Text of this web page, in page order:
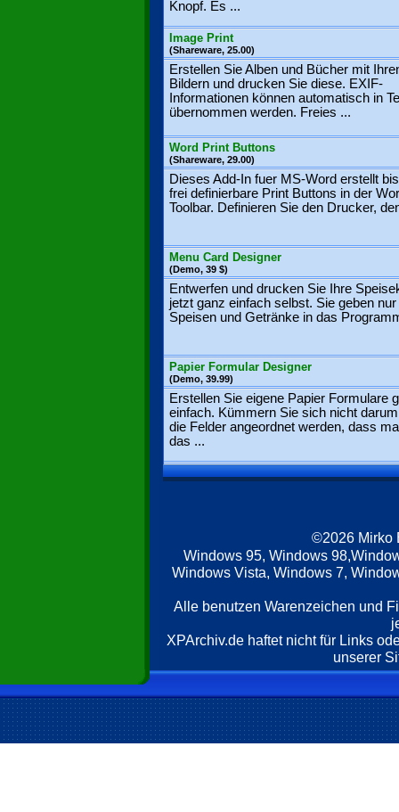
Knopf. Es ...
Image Print
(Shareware, 25.00)
Erstellen Sie Alben und Bücher mit
Bildern und drucken Sie diese. EXIF-
Informationen können automatisch in
übernommen werden. Freies ...
Word Print Buttons
(Shareware, 29.00)
Dieses Add-In fuer MS-Word erstellt
frei definierbare Print Buttons in der
Toolbar. Definieren Sie den Drucker,
Menu Card Designer
(Demo, 39 $)
Entwerfen und drucken Sie Ihre
jetzt ganz einfach selbst. Sie geben nur
Speisen und Getränke in das
Papier Formular Designer
(Demo, 39.99)
Erstellen Sie eigene Papier Formulare
einfach. Kümmern Sie sich nicht
die Felder angeordnet werden, dass
das ...
©2026 Mirko
Windows 95, Windows
Windows Vista, Windows 7,
Alle benutzen Warenzeichen und
XPArchiv.de haftet nicht für Links
unserer